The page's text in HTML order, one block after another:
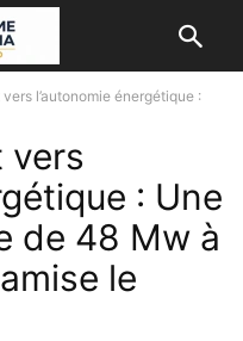
l’autonomie énergétique :
vers
: Une
de 48 Mw à
le